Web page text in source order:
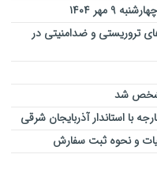
مهر ۱۴۰۴
تروریستی و ضدامنیتی در
شد
استاندار آذربایجان شرقی
و نحوه ثبت سفارش